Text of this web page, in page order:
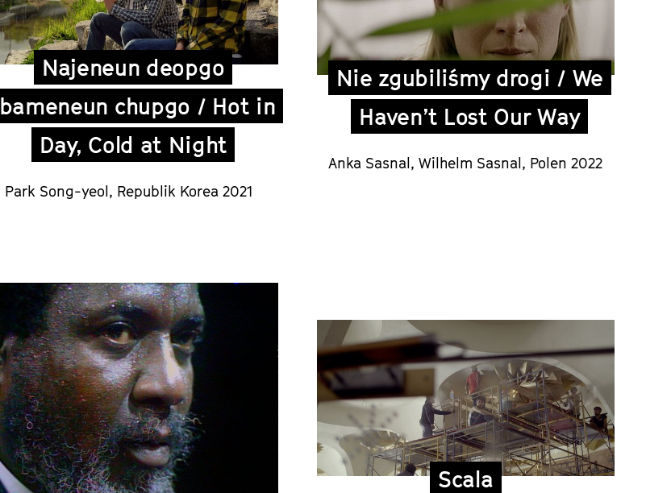
Najeneun deopgo
bameneun chupgo / Hot in
Day, Cold at Night
Park Song-yeol, Republik Korea 2021
Nie zgubiliśmy drogi / We
Haven’t Lost Our Way
Anka Sasnal, Wilhelm Sasnal, Polen 2022
Scala